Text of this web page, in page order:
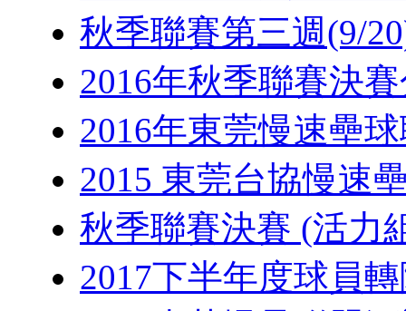
秋季聯賽第三週(9/
2016年秋季聯賽決
2016年東莞慢速壘
2015 東莞台協慢速
秋季聯賽決賽 (活力
2017下半年度球員